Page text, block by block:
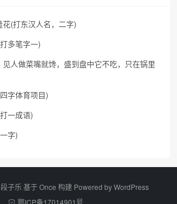
(打东汉人名，二字)
多笔字一)
见人做菜嘴就馋，盛到盘中它不吃，只在锅里
字体育项目)
一成语)
字)
子乐 基于 Once 构建 Powered byWordPress
鄂ICP备17014901号